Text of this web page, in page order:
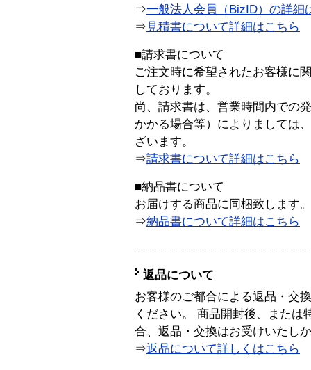
⇒一般法人会員（BizID）の詳細
⇒ 見積書について詳細はこちら
■請求書について
ご注文時に希望されたお客様に
しております。
尚、請求書は、営業時間内での
かかる場合等）によりましては
ざいます。
⇒請求書について詳細はこちら
■納品書について
お届けする商品に同梱致します。
⇒納品書について詳細はこちら
返品について
お客様のご都合による返品・交
ください。 商品開封後、または
合、返品・交換はお受けいたし
⇒返品について詳しくはこちら